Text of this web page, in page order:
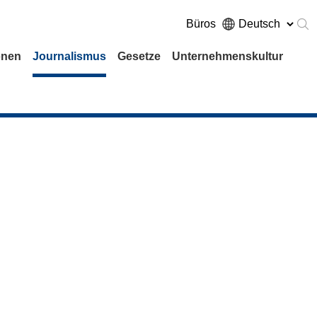
Büros
Journalismus Gesetze Unternehmenskultur